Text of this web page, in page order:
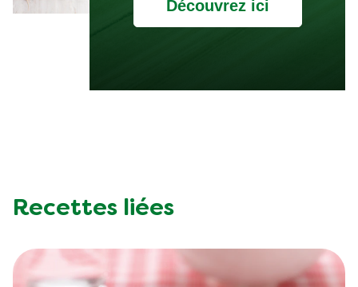
Découvrez ici
Recettes liées